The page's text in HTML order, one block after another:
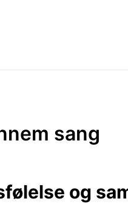
sang
og